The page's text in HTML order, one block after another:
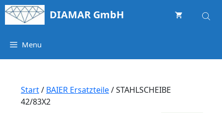
Springe
zum
DIAMAR GmbH
Menu
Start/ BAIER Ersatzteile/ STAHLSCHEIBE
42/83X2